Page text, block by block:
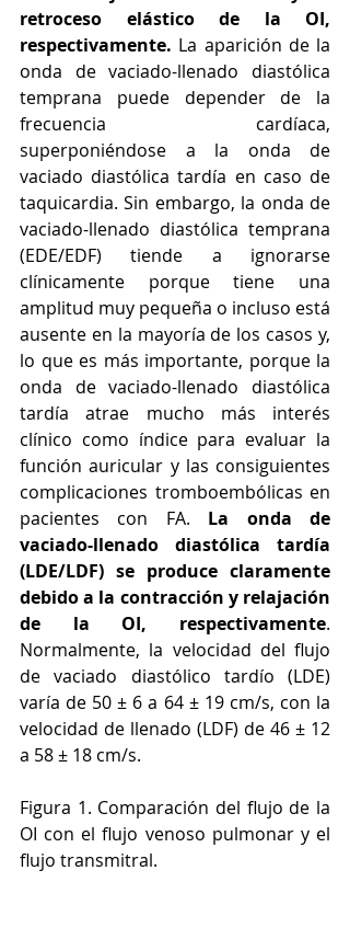
retroceso elástico de la OI,
respectivamente. La aparición de la
onda de vaciado-llenado diastólica
temprana puede depender de la
frecuencia cardíaca,
superponiéndose a la onda de
vaciado diastólica tardía en caso de
taquicardia. Sin embargo, la onda de
vaciado-llenado diastólica temprana
(EDE/EDF) tiende a ignorarse
clínicamente porque tiene una
amplitud muy pequeña o incluso está
ausente en la mayoría de los casos y,
lo que es más importante, porque la
onda de vaciado-llenado diastólica
tardía atrae mucho más interés
clínico como índice para evaluar la
función auricular y las consiguientes
complicaciones tromboembólicas en
pacientes con FA. La onda de
vaciado-llenado diastólica tardía
(LDE/LDF) se produce claramente
debido a la contracción y relajación
de la OI, respectivamente.
Normalmente, la velocidad del flujo
de vaciado diastólico tardío (LDE)
varía de 50 ± 6 a 64 ± 19 cm/s, con la
velocidad de llenado (LDF) de 46 ± 12
a 58 ± 18 cm/s.
Figura 1. Comparación del flujo de la
OI con el flujo venoso pulmonar y el
flujo transmitral.